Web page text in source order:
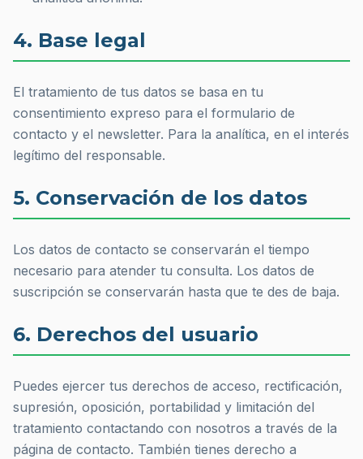
4. Base legal
El tratamiento de tus datos se basa en tu
consentimiento expreso para el formulario de
contacto y el newsletter. Para la analítica, en el interés
legítimo del responsable.
5. Conservación de los datos
Los datos de contacto se conservarán el tiempo
necesario para atender tu consulta. Los datos de
suscripción se conservarán hasta que te des de baja.
6. Derechos del usuario
Puedes ejercer tus derechos de acceso, rectificación,
supresión, oposición, portabilidad y limitación del
tratamiento contactando con nosotros a través de la
página de contacto. También tienes derecho a